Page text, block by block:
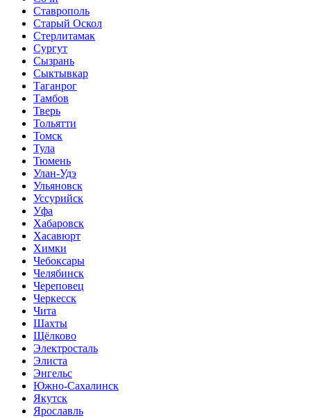
Ставрополь
Старый Оскол
Стерлитамак
Сургут
Сызрань
Сыктывкар
Таганрог
Тамбов
Тверь
Тольятти
Томск
Тула
Тюмень
Улан-Удэ
Ульяновск
Уссурийск
Уфа
Хабаровск
Хасавюрт
Химки
Чебоксары
Челябинск
Череповец
Черкесск
Чита
Шахты
Щёлково
Электросталь
Элиста
Энгельс
Южно-Сахалинск
Якутск
Ярославль